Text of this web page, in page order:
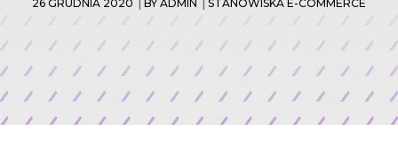
26 GRUDNIA 2020 BYADMIN STANOWISKA E-COMMERCE